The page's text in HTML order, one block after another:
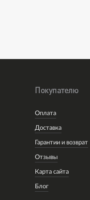
Покупателю
Оплата
Доставка
Гарантии и возврат
Отзывы
Карта сайта
Блог